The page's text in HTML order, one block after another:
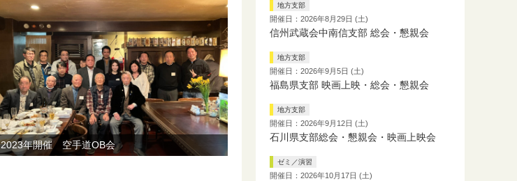
2023年開催 空手道OB会
地方支部
開催日：2026年8月29日 (土)
信州武蔵会中南信支部 総会・懇親会
地方支部
開催日：2026年9月5日 (土)
福島県支部 映画上映・総会・懇親会
地方支部
開催日：2026年9月12日 (土)
石川県支部総会・懇親会・映画上映会
ゼミ／演習
開催日：2026年10月17日 (土)